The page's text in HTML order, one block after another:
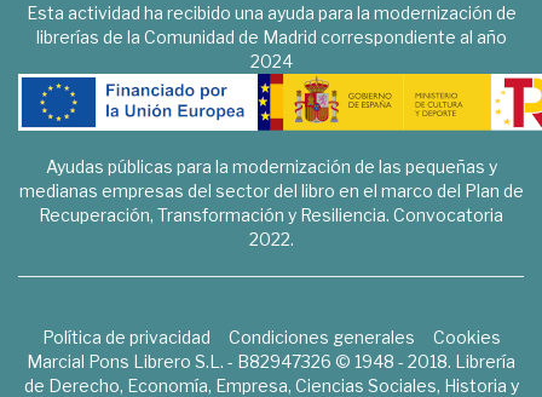
Esta actividad ha recibido una ayuda para la modernización de
librerías de la Comunidad de Madrid correspondiente al año
2024
Ayudas públicas para la modernización de las pequeñas y
medianas empresas del sector del libro en el marco del Plan de
Recuperación, Transformación y Resiliencia. Convocatoria
2022.
Política de privacidad Condiciones generales
Cookies
Marcial Pons Librero S.L. - B82947326 © 1948 - 2018. Librería
de Derecho, Economía, Empresa, Ciencias Sociales, Historia y